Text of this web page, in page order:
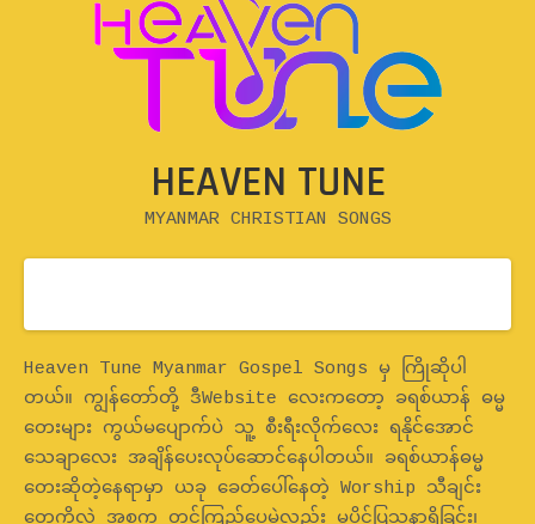
HEAVEN TUNE
MYANMAR CHRISTIAN SONGS
Home
Heaven Tune Myanmar Gospel Songs မှ ကြိုဆိုပါ
တယ်။ ကျွန်တော်တို့ ဒီWebsite လေးကတော့ ခရစ်ယာန် ဓမ္မ
တေးများ ကွယ်မပျောက်ပဲ သူ့ စီးရီးလိုက်လေး ရနိုင်အောင်
သေချာလေး အချိန်ပေးလုပ်ဆောင်နေပါတယ်။ ခရစ်ယာန်ဓမ္မ
တေးဆိုတဲ့နေရာမှာ ယခု ခေတ်ပေါ်နေတဲ့ Worship သီချင်း
တွေကိုလဲ အစက တင်ကြည့်ပေမဲ့လည်း မူပိုင်ပြသနာရှိခြင်း၊